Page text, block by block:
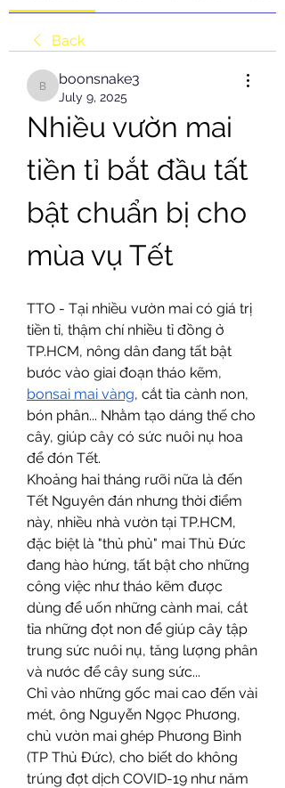
Back
boonsnake3
boonsnake3
July 9, 2025
Nhiều vườn mai
tiền tỉ bắt đầu tất
bật chuẩn bị cho
mùa vụ Tết
TTO - Tại nhiều vườn mai có giá trị
tiền tỉ, thậm chí nhiều tỉ đồng ở
TP.HCM, nông dân đang tất bật
bonsai mai vàng, cắt tỉa cành non,
bón phân... Nhằm tạo dáng thế cho
cây, giúp cây có sức nuôi nụ hoa
để đón Tết.
Khoảng hai tháng rưỡi nữa là đến
Tết Nguyên đán nhưng thời điểm
này, nhiều nhà vườn tại TP.HCM,
đặc biệt là "thủ phủ" mai Thủ Đức
đang hào hứng, tất bật cho những
công việc như tháo kẽm được
dùng để uốn những cành mai, cắt
tỉa những đọt non để giúp cây tập
trung sức nuôi nụ, tăng lượng phân
và nước để cây sung sức...
Chỉ vào những gốc mai cao đến vài
mét, ông Nguyễn Ngọc Phương,
chủ vườn mai ghép Phương Bình
(TP Thủ Đức), cho biết do không
trúng đợt dịch COVID-19 như năm